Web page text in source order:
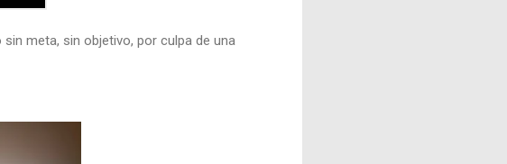
meta, sin objetivo, por culpa de una